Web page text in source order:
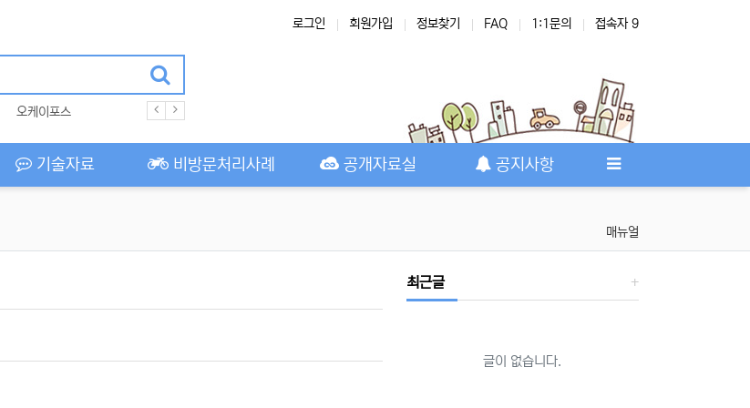
로그인 회원가입 정보찾기 FAQ 1:1문의 접속자 9
오케이포스
기술자료 비방문처리사례 공개자료실 공지사항
매뉴얼
최근글
글이 없습니다.